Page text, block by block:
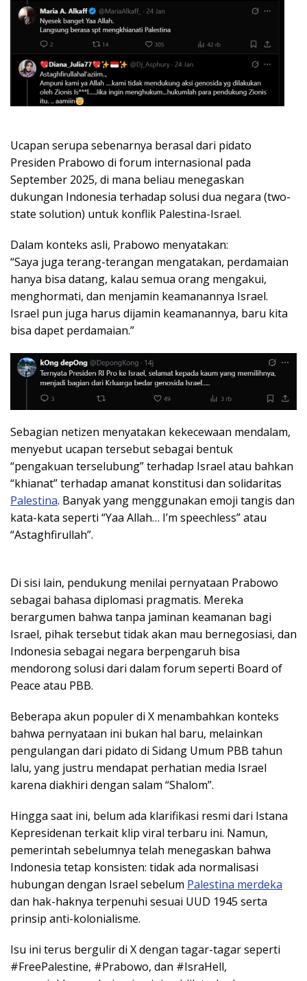
Ucapan serupa sebenarnya berasal dari pidato
Presiden Prabowo di forum internasional pada
September 2025, di mana beliau menegaskan
dukungan Indonesia terhadap solusi dua negara (two-
state solution) untuk konflik Palestina-Israel.
Dalam konteks asli, Prabowo menyatakan:
“Saya juga terang-terangan mengatakan, perdamaian
hanya bisa datang, kalau semua orang mengakui,
menghormati, dan menjamin keamanannya Israel.
Israel pun juga harus dijamin keamanannya, baru kita
bisa dapet perdamaian.”
Sebagian netizen menyatakan kekecewaan mendalam,
menyebut ucapan tersebut sebagai bentuk
“pengakuan terselubung” terhadap Israel atau bahkan
“khianat” terhadap amanat konstitusi dan solidaritas
Palestina. Banyak yang menggunakan emoji tangis dan
kata-kata seperti “Yaa Allah… I’m speechless” atau
“Astaghfirullah”.
Di sisi lain, pendukung menilai pernyataan Prabowo
sebagai bahasa diplomasi pragmatis. Mereka
berargumen bahwa tanpa jaminan keamanan bagi
Israel, pihak tersebut tidak akan mau bernegosiasi, dan
Indonesia sebagai negara berpengaruh bisa
mendorong solusi dari dalam forum seperti Board of
Peace atau PBB.
Beberapa akun populer di X menambahkan konteks
bahwa pernyataan ini bukan hal baru, melainkan
pengulangan dari pidato di Sidang Umum PBB tahun
lalu, yang justru mendapat perhatian media Israel
karena diakhiri dengan salam “Shalom”.
Hingga saat ini, belum ada klarifikasi resmi dari Istana
Kepresidenan terkait klip viral terbaru ini. Namun,
pemerintah sebelumnya telah menegaskan bahwa
Indonesia tetap konsisten: tidak ada normalisasi
hubungan dengan Israel sebelum Palestina merdeka
dan hak-haknya terpenuhi sesuai UUD 1945 serta
prinsip anti-kolonialisme.
Isu ini terus bergulir di X dengan tagar-tagar seperti
#FreePalestine, #Prabowo, dan #IsraHell,